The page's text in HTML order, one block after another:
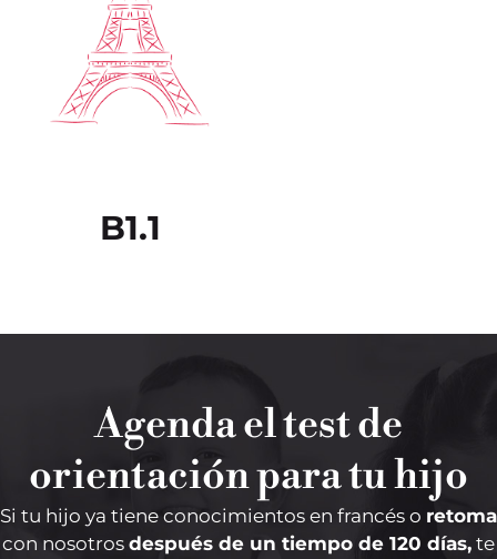
B1.1
Agenda el test de
orientación para tu hijo
Si tu hijo ya tiene conocimientos en francés o retoma
con nosotros después de un tiempo de 120 días, te